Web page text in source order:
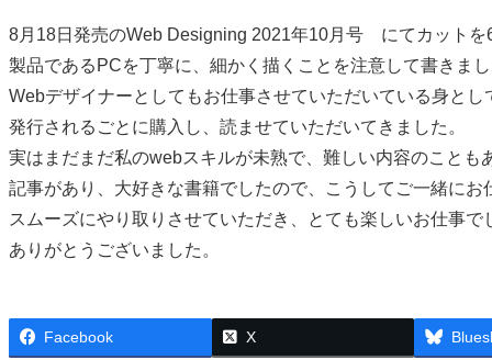
8月18日発売のWeb Designing 2021年10月号 にてカットを
製品であるPCを丁寧に、細かく描くことを注意して書きまし
Webデザイナーとしてもお仕事させていただいている身と
発行されるごとに購入し、読ませていただいてきました。
実はまだまだ私のwebスキルが未熟で、難しい内容のこと
記事があり、大好きな書籍でしたので、こうしてご一緒にお
スムーズにやり取りさせていただき、とても楽しいお仕事で
ありがとうございました。
Facebook X